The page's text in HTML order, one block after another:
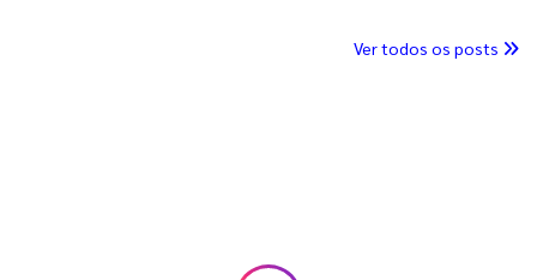
Ver todos os posts